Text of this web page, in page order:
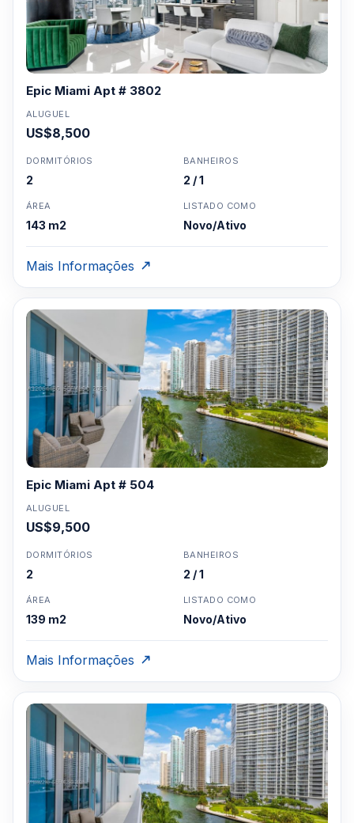
Epic Miami Apt # 3802
ALUGUEL
US$8,500
DORMITÓRIOS
2
BANHEIROS
2 / 1
ÁREA
143 m2
LISTADO COMO
Novo/Ativo
Mais Informações
Epic Miami Apt # 504
ALUGUEL
US$9,500
DORMITÓRIOS
2
BANHEIROS
2 / 1
ÁREA
139 m2
LISTADO COMO
Novo/Ativo
Mais Informações